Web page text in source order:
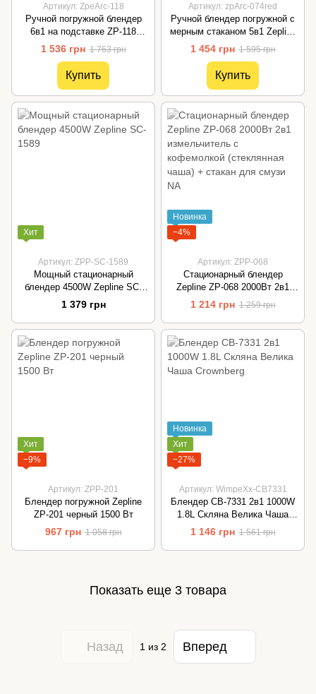
Артикул: ZpeArc-118
Ручной погружной блендер
6в1 на подставке ZP-118
Мощность 1500 Вт
1 536 грн 1 763 грн
Купить
Артикул: zpArc-074red
Ручной блендер погружной с
мерным стаканом 5в1 Zepline
ZP-074 1500ВТ Красный
1 454 грн 1 595 грн
Купить
Хит
Артикул: ZPP-SC-1589
Мощный стационарный
блендер 4500W Zepline SC-
1589
1 379 грн
Новинка
−4%
Артикул: ZPP-068
Стационарный блендер
Zepline ZP-068 2000Вт 2в1
измельчитель с кофемолкой
(стеклянная чаша) + стакан
для смузи NA
1 214 грн 1 259 грн
Хит
−9%
Артикул: ZPP-201
Блендер погружной Zepline
ZP-201 черный 1500 Вт
967 грн 1 058 грн
Новинка
Хит
−27%
Артикул: WimpeXx-CB7331
Блендер CB-7331 2в1 1000W
1.8L Скляна Велика Чаша
Crownberg
1 146 грн 1 561 грн
Показать еще 3 товара
Назад 1из 2 Вперед